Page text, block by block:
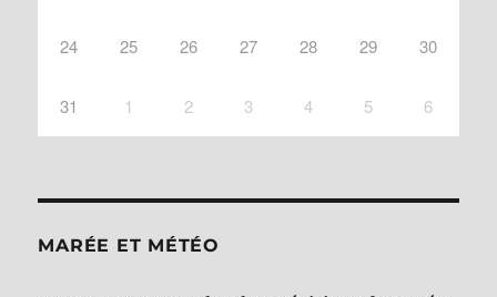
24 25 26 27 28 29 30
31 1 2 3 4 5 6
MARÉE ET MÉTÉO